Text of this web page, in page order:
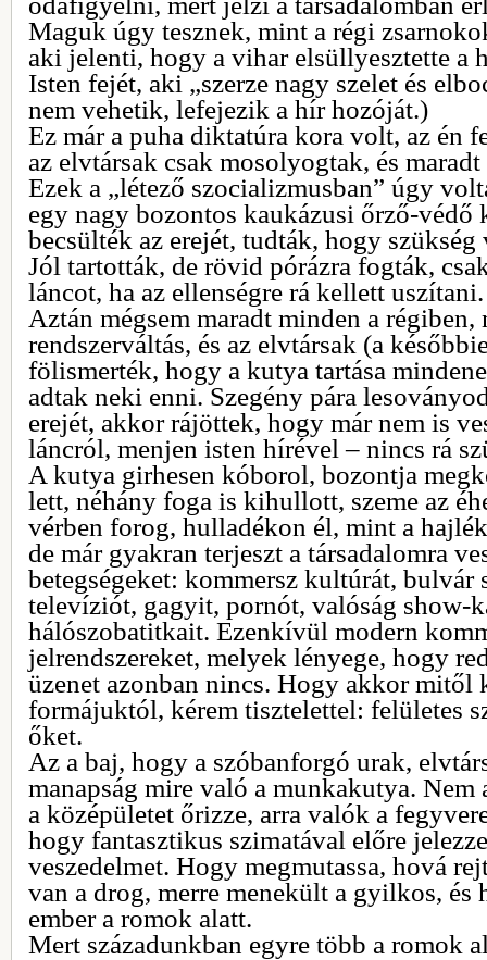
Maguk úgy tesznek, mint a régi
aki jelenti, hogy a vihar elsüllyesztette a
Isten fejét, aki „szerze nagy szelet és
nem vehetik, lefejezik a hír hozóját.)
Ez már a puha diktatúra kora volt, az én
az elvtársak csak mosolyogtak, és
Ezek a „létező szocializmusban” úgy
egy nagy bozontos kaukázusi őrző-védő
becsülték az erejét, tudták, hogy
Jól tartották, de rövid pórázra fogták,
láncot, ha az ellenségre rá kellett uszítani.
Aztán mégsem maradt minden a régiben,
rendszerváltás, és az elvtársak (a
fölismerték, hogy a kutya tartása
adtak neki enni. Szegény pára
erejét, akkor rájöttek, hogy már nem is
láncról, menjen isten hírével – nincs rá
A kutya girhesen kóborol, bozontja
lett, néhány foga is kihullott, szeme az
vérben forog, hulladékon él, mint a
de már gyakran terjeszt a társadalomra
betegségeket: kommersz kultúrát, bulvár
televíziót, gagyit, pornót, valóság show-
hálószobatitkait. Ezenkívül modern
jelrendszereket, melyek lényege, hogy
üzenet azonban nincs. Hogy akkor mitől
formájuktól, kérem tisztelettel: felületes
őket.
Az a baj, hogy a szóbanforgó urak,
manapság mire való a munkakutya. Nem
a középületet őrizze, arra valók a
hogy fantasztikus szimatával előre
veszedelmet. Hogy megmutassa, hová
van a drog, merre menekült a gyilkos, és
ember a romok alatt.
Mert századunkban egyre több a romok